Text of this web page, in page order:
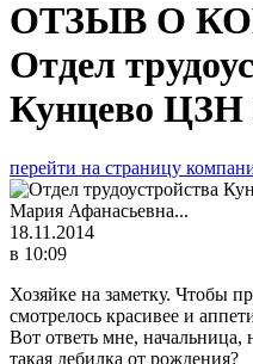
ОТЗЫВ О
Отдел
Кунцево
перейти на страницу
Мария Афанасьевна...
18.11.2014
в 10:09
Хозяйке на заметку. Чтобы
смотрелось красивее и
Вот ответь мне, начальница,
такая дебилка от рождения?